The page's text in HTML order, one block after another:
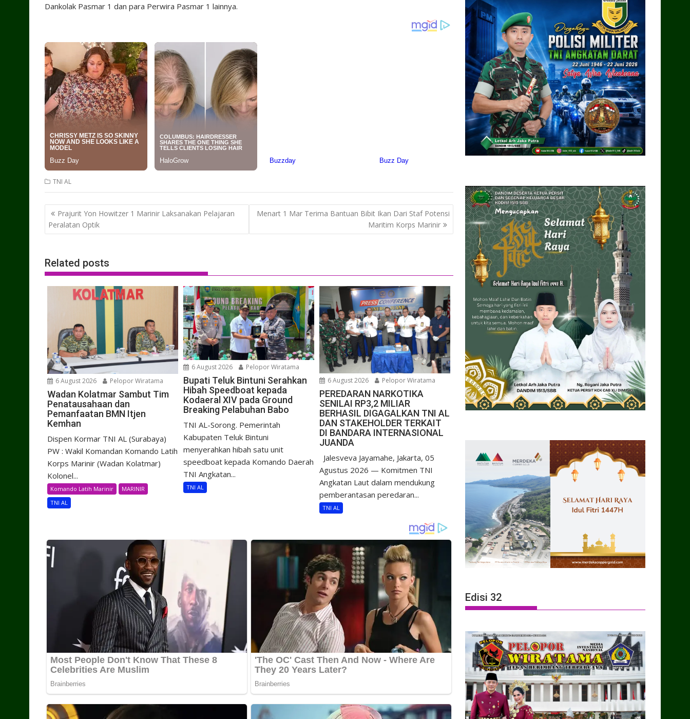
Dankolak Pasmar 1 dan para Perwira Pasmar 1 lainnya.
TNI AL
Post
navigation
Prajurit Yon Howitzer 1 Marinir Laksanakan Pelajaran
Peralatan Optik
Menart 1 Mar Terima Bantuan Bibit Ikan Dari Staf Potensi
Maritim Korps Marinir
Related posts
6 August 2026 Pelopor Wiratama
Wadan Kolatmar Sambut Tim
Penatausahaan dan
Pemanfaatan BMN Itjen
Kemhan
Dispen Kormar TNI AL (Surabaya)
PW : Wakil Komandan Komando Latih
Korps Marinir (Wadan Kolatmar)
Kolonel...
Komando Latih Marinir
MARINIR
TNI AL
6 August 2026 Pelopor Wiratama
Bupati Teluk Bintuni Serahkan
Hibah Speedboat kepada
Kodaeral XIV pada Ground
Breaking Pelabuhan Babo
TNI AL-Sorong. Pemerintah
Kabupaten Teluk Bintuni
menyerahkan hibah satu unit
speedboat kepada Komando Daerah
TNI Angkatan...
TNI AL
6 August 2026 Pelopor Wiratama
PEREDARAN NARKOTIKA
SENILAI RP3,2 MILIAR
BERHASIL DIGAGALKAN TNI AL
DAN STAKEHOLDER TERKAIT
DI BANDARA INTERNASIONAL
JUANDA
Jalesveva Jayamahe, Jakarta, 05
Agustus 2026 — Komitmen TNI
Angkatan Laut dalam mendukung
pemberantasan peredaran...
TNI AL
Edisi 32